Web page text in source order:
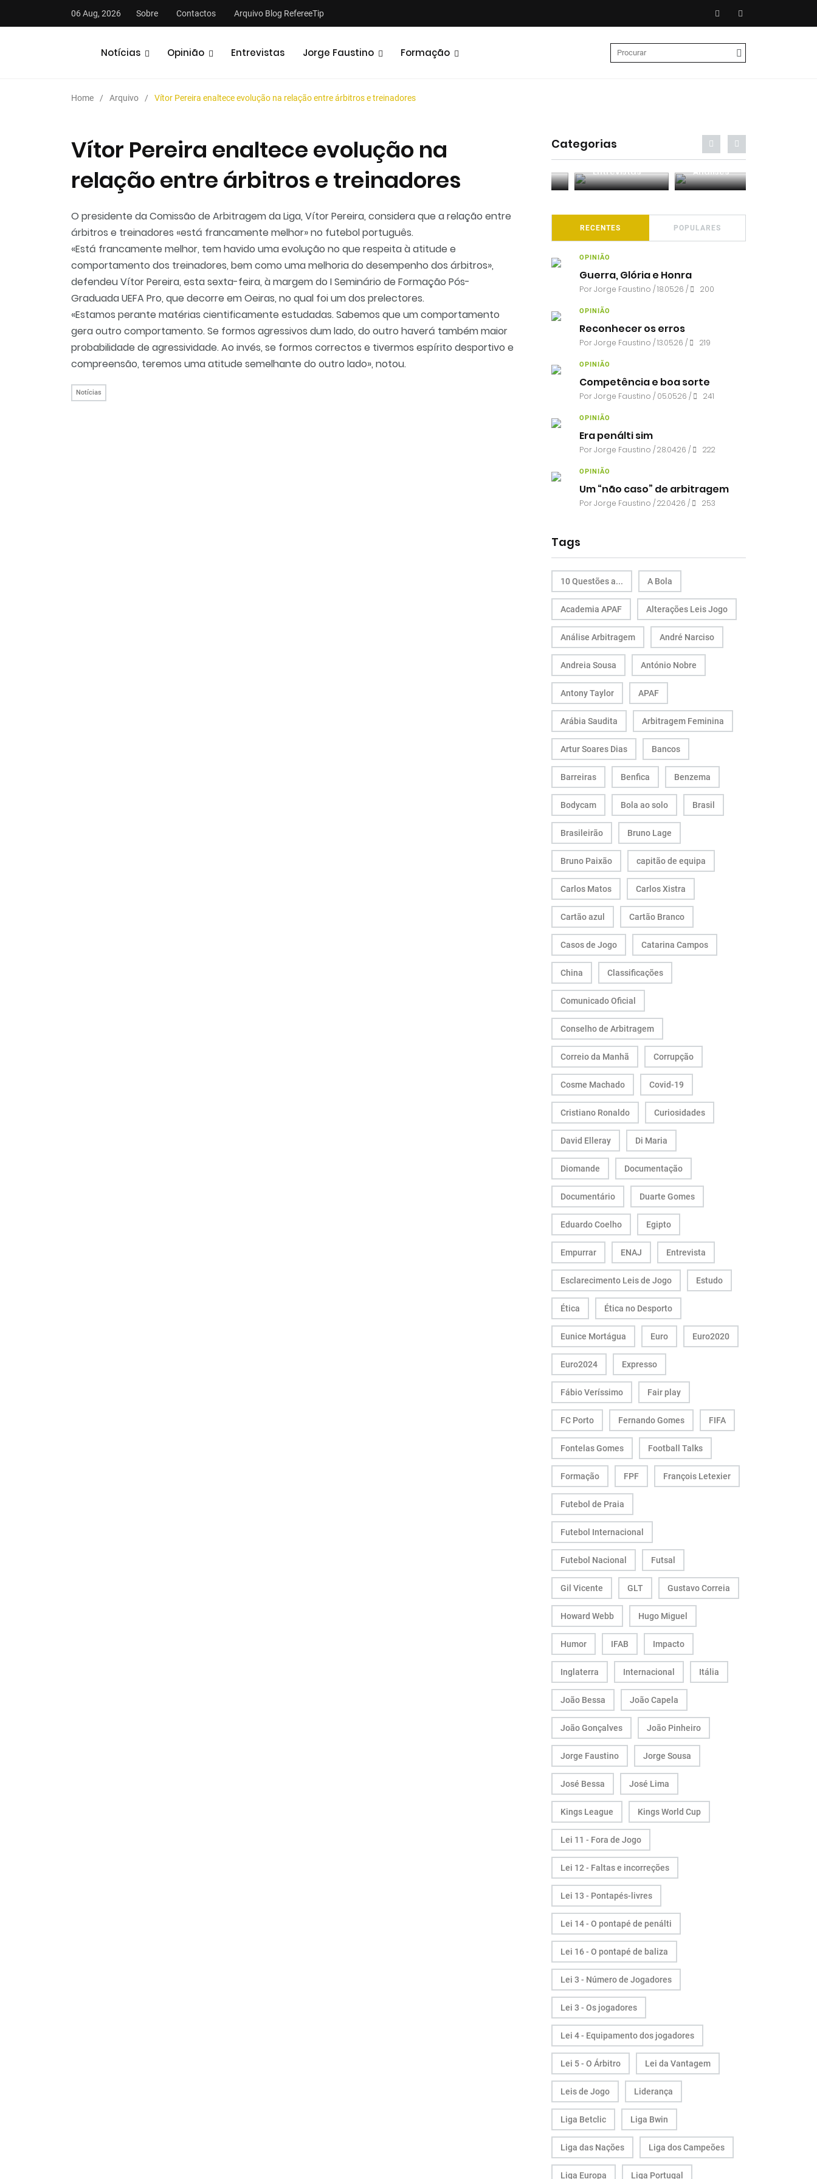
06 Aug, 2026 Sobre Contactos Arquivo Blog RefereeTip
Notícias Opinião Entrevistas Jorge Faustino Formação
Home Arquivo Vítor Pereira enaltece evolução na relação entre árbitros e treinadores
Vítor Pereira enaltece evolução na
relação entre árbitros e treinadores
O presidente da Comissão de Arbitragem da Liga, Vítor Pereira, considera que a relação entre
árbitros e treinadores «está francamente melhor» no futebol português.
«Está francamente melhor, tem havido uma evolução no que respeita à atitude e
comportamento dos treinadores, bem como uma melhoria do desempenho dos árbitros»,
defendeu Vítor Pereira, esta sexta-feira, à margem do I Seminário de Formação Pós-
Graduada UEFA Pro, que decorre em Oeiras, no qual foi um dos prelectores.
«Estamos perante matérias cientificamente estudadas. Sabemos que um comportamento
gera outro comportamento. Se formos agressivos dum lado, do outro haverá também maior
probabilidade de agressividade. Ao invés, se formos correctos e tivermos espírito desportivo e
compreensão, teremos uma atitude semelhante do outro lado», notou.
Notícias
Categorias
Análises Podcasts Entrevistas Análises
RECENTES POPULARES
OPINIÃO
Guerra, Glória e Honra
PorJorge Faustino / 18.05.26 / 200
OPINIÃO
Reconhecer os erros
PorJorge Faustino / 13.05.26 / 219
OPINIÃO
Competência e boa sorte
PorJorge Faustino / 05.05.26 / 241
OPINIÃO
Era penálti sim
PorJorge Faustino / 28.04.26 / 222
OPINIÃO
Um “não caso” de arbitragem
PorJorge Faustino / 22.04.26 / 253
Tags
10 Questões a... A Bola
Academia APAF Alterações Leis Jogo
Análise Arbitragem André Narciso
Andreia Sousa António Nobre
Antony Taylor APAF
Arábia Saudita Arbitragem Feminina
Artur Soares Dias Bancos
Barreiras Benfica Benzema
Bodycam Bola ao solo Brasil
Brasileirão Bruno Lage
Bruno Paixão capitão de equipa
Carlos Matos Carlos Xistra
Cartão azul Cartão Branco
Casos de Jogo Catarina Campos
China Classificações
Comunicado Oficial
Conselho de Arbitragem
Correio da Manhã Corrupção
Cosme Machado Covid-19
Cristiano Ronaldo Curiosidades
David Elleray Di Maria
Diomande Documentação
Documentário Duarte Gomes
Eduardo Coelho Egipto
Empurrar ENAJ Entrevista
Esclarecimento Leis de Jogo Estudo
Ética Ética no Desporto
Eunice Mortágua Euro Euro2020
Euro2024 Expresso
Fábio Veríssimo Fair play
FC Porto Fernando Gomes FIFA
Fontelas Gomes Football Talks
Formação FPF François Letexier
Futebol de Praia
Futebol Internacional
Futebol Nacional Futsal
Gil Vicente GLT Gustavo Correia
Howard Webb Hugo Miguel
Humor IFAB Impacto
Inglaterra Internacional Itália
João Bessa João Capela
João Gonçalves João Pinheiro
Jorge Faustino Jorge Sousa
José Bessa José Lima
Kings League Kings World Cup
Lei 11 - Fora de Jogo
Lei 12 - Faltas e incorreções
Lei 13 - Pontapés-livres
Lei 14 - O pontapé de penálti
Lei 16 - O pontapé de baliza
Lei 3 - Número de Jogadores
Lei 3 - Os jogadores
Lei 4 - Equipamento dos jogadores
Lei 5 - O Árbitro Lei da Vantagem
Leis de Jogo Liderança
Liga Betclic Liga Bwin
Liga das Nações Liga dos Campeões
Liga Europa Liga Portugal